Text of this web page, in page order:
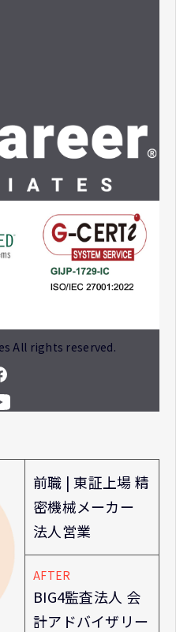
All rights reserved.
前職 | 東証上場 精
密機械メーカー
法人営業
AFTER
BIG4監査法人 会
計アドバイザリー